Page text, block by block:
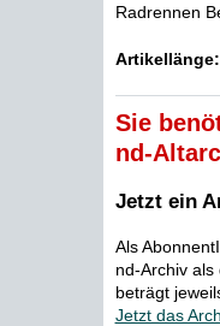
Radrennen
Artikellänge:
Sie
nd-
Jetzt ein
Als
nd-Archiv
beträgt
Jetzt das